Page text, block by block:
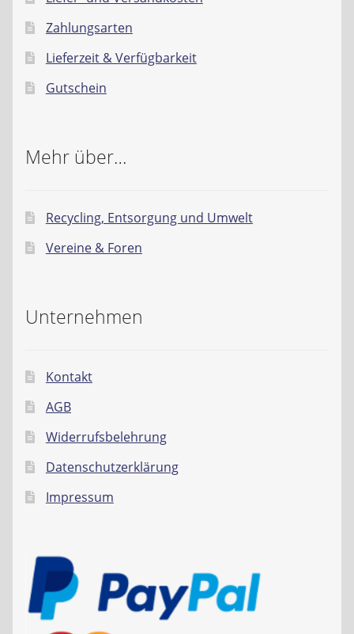
Zahlungsarten
Lieferzeit & Verfügbarkeit
Gutschein
Mehr über…
Recycling, Entsorgung und Umwelt
Vereine & Foren
Unternehmen
Kontakt
AGB
Widerrufsbelehrung
Datenschutzerklärung
Impressum